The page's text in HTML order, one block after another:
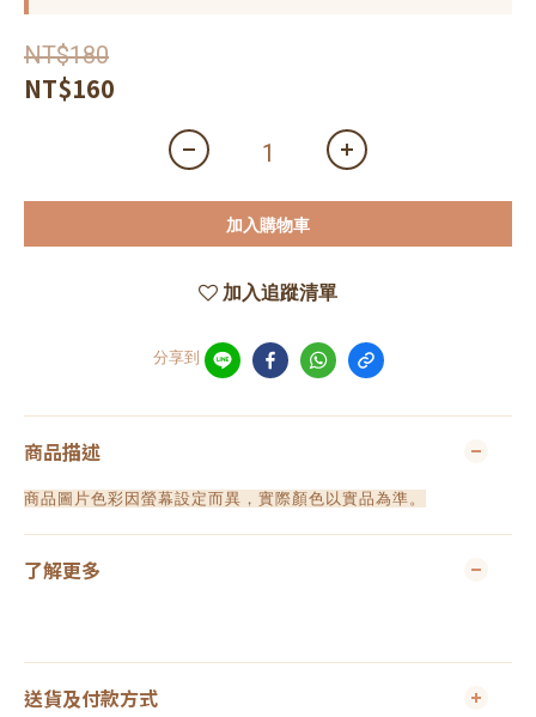
NT$180
NT$160
加入購物車
加入追蹤清單
分享到
商品描述
商品圖片色彩因螢幕設定而異，實際顏色以實品為準。
了解更多
送貨及付款方式